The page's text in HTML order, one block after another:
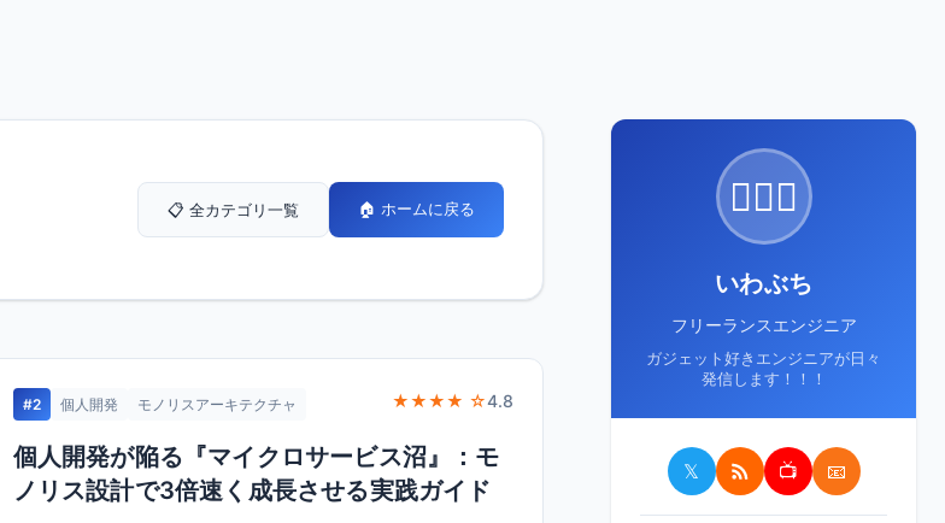
📋 全カテゴリ一覧 🏠 ホームに戻る
#2 個人開発 モノリスアーキテクチャ ★★★★ ☆4.8
個人開発が陥る『マイクロサービス沼』：モ
ノリス設計で3倍速く成長させる実践ガイド
🙋🏻‍♂️
いわぶち
フリーランスエンジニア
ガジェット好きエンジニアが日々
発信します！！！
𝕏 📺 📧